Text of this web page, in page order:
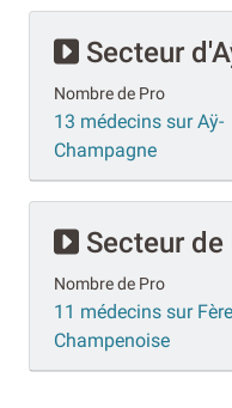
Secteur
Nombre de Pro
13 médecins sur Aÿ-
Champagne
Secteur
Nombre de Pro
11 médecins sur
Champenoise